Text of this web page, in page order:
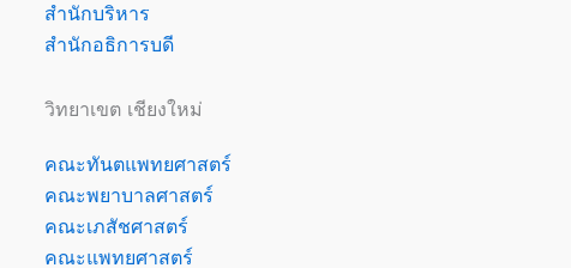
สำนักบริหาร
สำนักอธิการบดี
วิทยาเขต เชียงใหม่
คณะทันตแพทยศาสตร์
คณะพยาบาลศาสตร์
คณะเภสัชศาสตร์
คณะแพทยศาสตร์